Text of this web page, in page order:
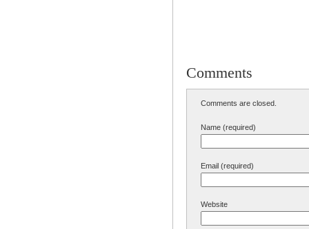
Comments
Comments are closed.
Name (required)
Email (required)
Website